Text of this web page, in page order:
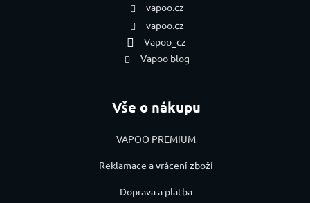
vapoo.cz
vapoo.cz
Vapoo_cz
Vapoo blog
Vše o nákupu
VAPOO PREMIUM
Reklamace a vrácení zboží
Doprava a platba